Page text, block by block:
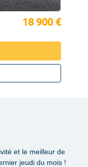
18 900 €
et le meilleur de
jeudi du mois !